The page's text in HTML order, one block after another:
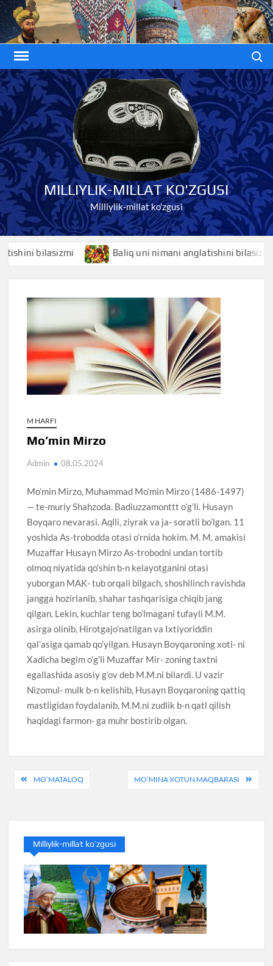
Skip
to
content
MILLIYLIK-MILLAT KO'ZGUSI
Milliylik-millat ko'zgusi
bilasizmi Baliq uni nimani anglatishini bilasizmi
M HARFI
Mo’min Mirzo
Admin 08.05.2024
Mo’min Mirzo, Muhammad Mo’min Mirzo (1486-1497)
— te-muriy Shahzoda. Badiuzzamonttt o’g’li. Husayn
Boyqaro nevarasi. Aqlli, ziyrak va ja- soratli bo’lgan. 11
yoshida As-trobodda otasi o’rnida hokim. M. M. amakisi
Muzaffar Husayn Mirzo As-trobodni undan tortib
olmoq niyatida qo’shin b-n kelayotganini otasi
yuborgan MAK- tub orqali bilgach, shoshilinch ravishda
jangga hozirlanib, shahar tashqarisiga chiqib jang
qilgan. Lekin, kuchlar teng bo’lmagani tufayli M.M.
asirga olinib, Hirotgajo’natilgan va Ixtiyoriddin
qal’asiga qamab qo’yilgan. Husayn Boyqaroning xoti- ni
Xadicha begim o’g’li Muzaffar Mir- zoning taxtni
egallashida asosiy g’ov deb M.M.ni bilardi. U vazir
Nizomul- mulk b-n kelishib, Husayn Boyqaroning qattiq
mastligidan foydalanib, M.M.ni zudlik b-n qatl qilish
haqidagi farmon- ga muhr bostirib olgan.
PostMO’MATALOQ MO’MINA XOTUN MAQBARASI
Milliylik-millat ko’zgusi